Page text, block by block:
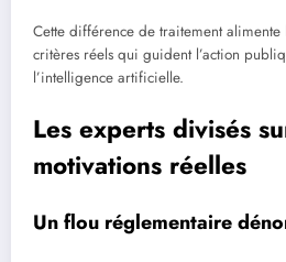
Cette différence de traitement alimente
critères réels qui guident l’action
l’intelligence artificielle.
Les experts divisés
motivations réelles
Un flou réglementaire